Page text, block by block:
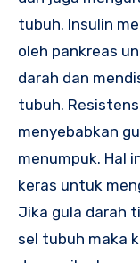
tubuh. Insulin
oleh pankreas
darah dan
tubuh.
menyebabkan
menumpuk. Hal
keras untuk
Jika gula darah
sel tubuh maka